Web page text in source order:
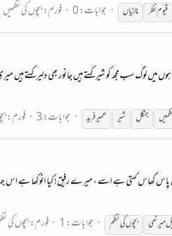
قیوم نظر چڑیاں جوابات: 0 فورم:بچوں کی نظمیں
ہوں میں لوگ سب مجھ کو شیر کہتے ہیں جانور بھی دلیر
یں جنگل شیر عمیر فرید جوابات: 3 فورم:
پاس گھاس کہتی ہے اسے ، میرے رفیق! کیا انوکھا
میرٹھی بچوںکینظم جوابات: 1 فورم:بچوں کی